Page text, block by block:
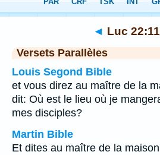
Chapitre 22> Verset 11
◄ Luc 22:11
Versets Parallèles
Louis Segond Bible
et vous direz au maître de la
dit: Où est le lieu où je
mes disciples?
Martin Bible
Et dites au maître de la